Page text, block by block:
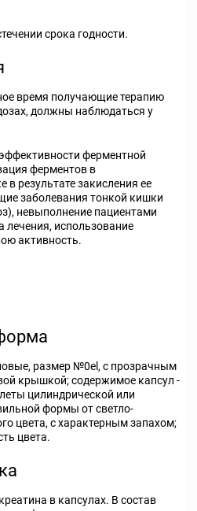
срока годности.
время получающие терапию
должны наблюдаться у
ферментной
ферментов в
в результате закисления ее
заболевания тонкой кишки
невыполнение пациентами
использование
активность.
размер №0el, с прозрачным
крышкой; содержимое капсул -
цилиндрической или
формы от светло-
цвета, с характерным запахом;
цвета.
в капсулах. В состав